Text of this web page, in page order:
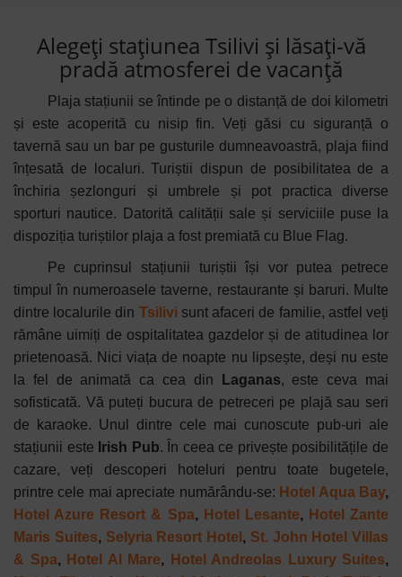
Alegeți stațiunea Tsilivi și lăsați-vă
pradă atmosferei de vacanță
Plaja stațiunii se întinde pe o distanță de doi kilometri
și este acoperită cu nisip fin. Veți găsi cu siguranță o
tavernă sau un bar pe gusturile dumneavoastră, plaja fiind
înțesată de localuri. Turiștii dispun de posibilitatea de a
închiria șezlonguri și umbrele și pot practica diverse
sporturi nautice. Datorită calității sale și serviciile puse la
dispoziția turiștilor plaja a fost premiată cu Blue Flag.
Pe cuprinsul stațiunii turiștii își vor putea petrece
timpul în numeroasele taverne, restaurante și baruri. Multe
dintre localurile din Tsilivi sunt afaceri de familie, astfel veți
rămâne uimiți de ospitalitatea gazdelor și de atitudinea lor
prietenoasă. Nici viața de noapte nu lipsește, deși nu este
la fel de animată ca cea din
Laganas, este ceva mai
sofisticată. Vă puteți bucura de petreceri pe plajă sau seri
de karaoke. Unul dintre cele mai cunoscute pub-uri ale
stațiunii este Irish Pub. În ceea ce privește posibilitățile de
cazare, veți descoperi hoteluri pentru toate bugetele,
printre cele mai apreciate numărându-se: Hotel Aqua Bay,
Hotel Azure Resort & Spa, Hotel Lesante, Hotel Zante
Maris Suites, Selyria Resort Hotel , St. John Hotel Villas
& Spa, Hotel Al Mare, Hotel Andreolas Luxury Suites,